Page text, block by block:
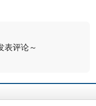
表评论～